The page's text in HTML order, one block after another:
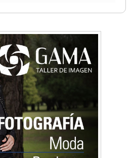
Sánchez